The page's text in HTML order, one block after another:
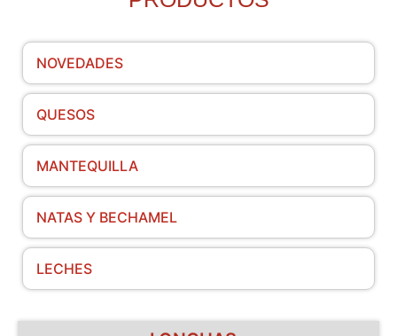
NOVEDADES
QUESOS
MANTEQUILLA
NATAS Y BECHAMEL
LECHES